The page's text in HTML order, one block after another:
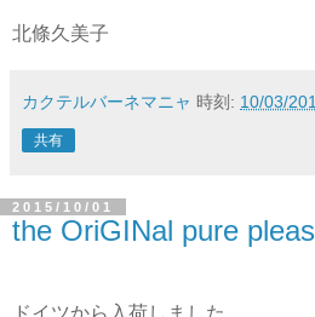
北條久美子
カクテルバーネマニャ 時刻: 10/03/
共有
2015/10/01
the OriGINal pure
ドイツから入荷しました。